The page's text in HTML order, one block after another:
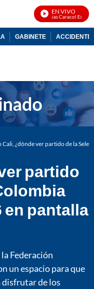
EN VIVO
Noticias Caracol En Vivo
GABINETE ACCIDENTE
Cali, ¿dónde ver partido de la
partido
en pantalla
Federación
un espacio para que
disfrutar de los